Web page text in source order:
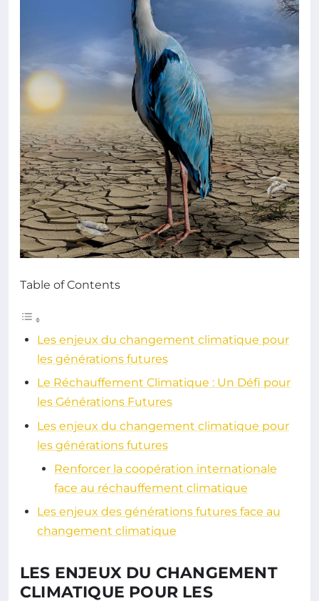
Table of Contents
Les enjeux du changement climatique pour
les générations futures
Le Réchauffement Climatique : Un Défi pour
les Générations Futures
Les enjeux du changement climatique pour
les générations futures
Renforcer la coopération internationale
face au réchauffement climatique
Les enjeux des générations futures face au
changement climatique
LES ENJEUX DU CHANGEMENT
CLIMATIQUE POUR LES